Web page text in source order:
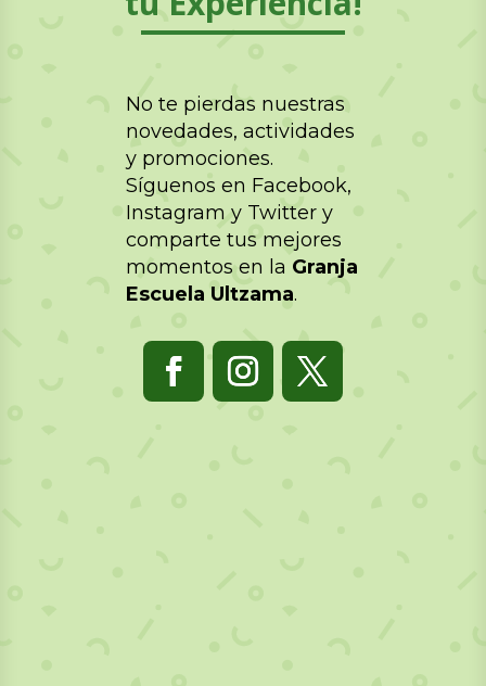
No te pierdas nuestras
novedades, actividades
y promociones.
Síguenos en Facebook,
Instagram y Twitter y
comparte tus mejores
momentos en la Granja
Escuela Ultzama.